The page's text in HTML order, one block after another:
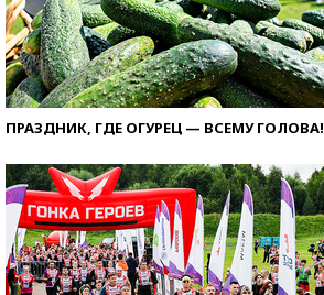
ПРАЗДНИК, ГДЕ ОГУРЕЦ — ВСЕМУ ГОЛОВА!